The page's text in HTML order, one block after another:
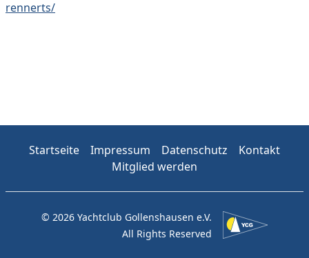
rennerts/
Startseite Impressum Datenschutz
Kontakt
Mitglied werden
© 2026 Yachtclub Gollenshausen e.V.
All Rights Reserved